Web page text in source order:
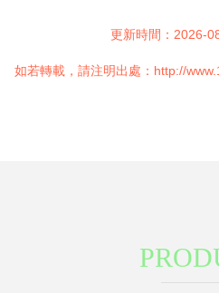
更新時間：2026-
如若轉載，請注明出處：http://